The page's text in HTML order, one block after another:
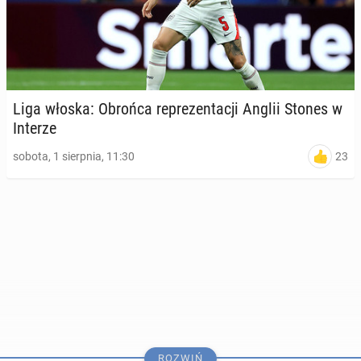
Liga włoska: Obrońca re­pre­zen­ta­cji Anglii Stones w
Interze
sobota, 1 sierpnia, 11:30 23
ROZWIŃ